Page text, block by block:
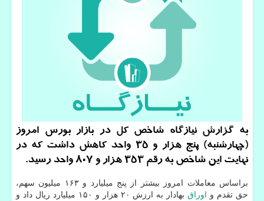
به گزارش نیازگاه شاخص كل در بازار بورس امروز
(چهارشنبه) پنج هزار و ۳۵ واحد كاهش داشت كه در
نهایت این شاخص به رقم ۳۵۳ هزار و ۸۰۷ واحد رسید.
براساس معاملات امروز بیشتر از پنج میلیارد و ۱۶۳ میلیون سهم،
حق تقدم و
اوراق
بهادار به ارزش ۲۰ هزار و ۱۵۰ میلیارد ریال داد و